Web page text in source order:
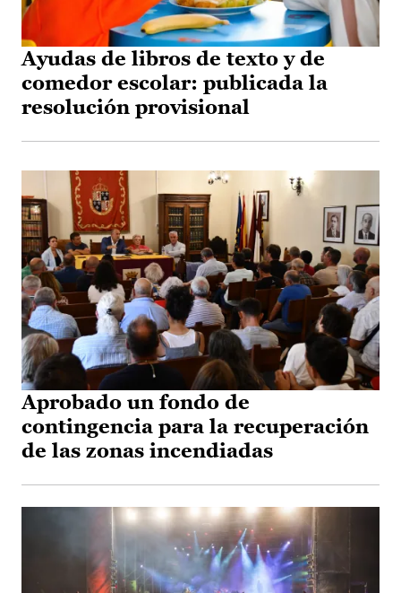
Ayudas de libros de texto y de
comedor escolar: publicada la
resolución provisional
Aprobado un fondo de
contingencia para la recuperación
de las zonas incendiadas